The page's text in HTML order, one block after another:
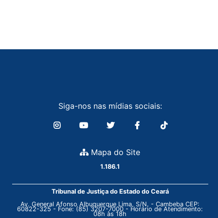
Siga-nos nas mídias sociais:
Mapa do Site
1.186.1
Tribunal de Justiça do Estado do Ceará
Av. General Afonso Albuquerque Lima, S/N. - Cambeba CEP:
60822-325 - Fone: (85) 3207-7000 - Horário de Atendimento:
08h às 18h